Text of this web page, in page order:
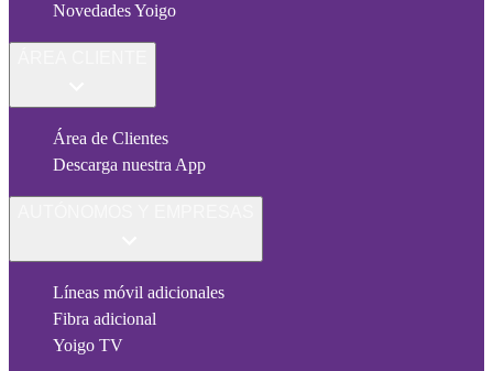
Novedades Yoigo
Área de Clientes
Descarga nuestra App
Líneas móvil adicionales
Fibra adicional
Yoigo TV